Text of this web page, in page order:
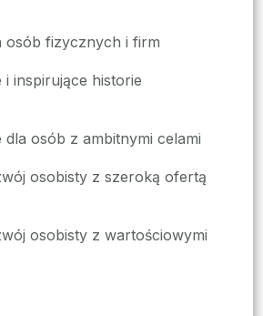
osób fizycznych i firm
i inspirujące historie
dla osób z ambitnymi celami
osobisty z szeroką ofertą
osobisty z wartościowymi